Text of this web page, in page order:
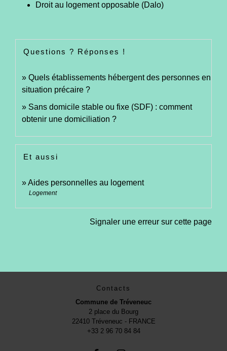
Droit au logement opposable (Dalo)
Questions ? Réponses !
Quels établissements hébergent des personnes en
situation précaire ?
Sans domicile stable ou fixe (SDF) : comment
obtenir une domiciliation ?
Et aussi
Aides personnelles au logement
Logement
Signaler une erreur sur cette page
Contacts
Commune de Tréveneuc
2 place du Bourg
22410 Tréveneuc - FRANCE
+33 2 96 70 84 84